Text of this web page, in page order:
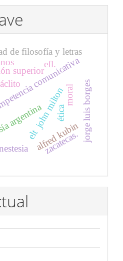
comunicativa
superior
jorge luis borges
john milton
argentina ética
moral
alfred kubin
elt
efl.
de filosofía y letras
zacatecas.